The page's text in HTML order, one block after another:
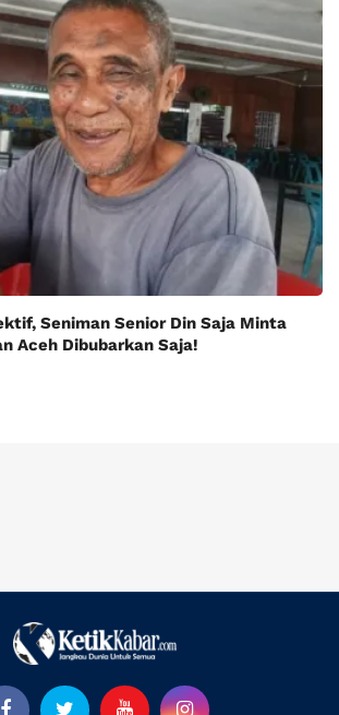
Seniman Senior Din Saja Minta
Aceh Dibubarkan Saja!